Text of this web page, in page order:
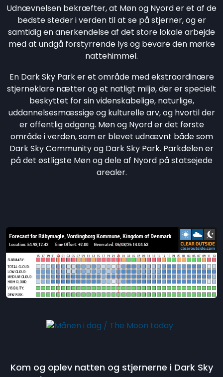
Udnævnelsen bekræfter, at Møn og Nyord er et af de
bedste steder i verden til at se på stjerner, og er
samtidig en anerkendelse af det store lokale arbejde
med at undgå forstyrrende lys og bevare den mørke
nattehimmel.
En Dark Sky Park er et område med ekstraordinære
stjerneklare nætter og et natligt miljø, der er specielt
beskyttet for sin videnskabelige, naturlige,
uddannelsesmæssige og kulturelle arv, og hvortil der
er offentlig adgang. Møn og Nyord er det første
område i verden, som er blevet udnævnt både som
Dark Sky Community og Dark Sky Park. Parkdelen er
på det østligste Møn og dele af Nyord på statsejede
arealer.
Kom og oplev natten og stjernerne i Dark Sky